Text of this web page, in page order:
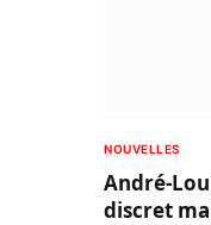
NOUVELLES
André-
discret